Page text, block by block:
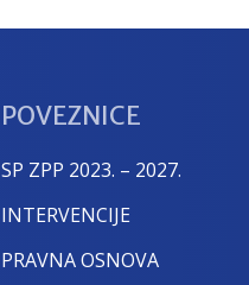
POVEZNICE
SP ZPP 2023. – 2027.
INTERVENCIJE
PRAVNA OSNOVA